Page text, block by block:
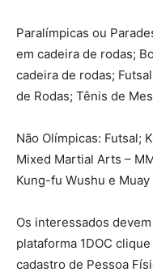
Paralímpicas ou
em cadeira de rodas;
cadeira de rodas;
de Rodas; Tênis de
Não Olímpicas: Futsal;
Mixed Martial Arts –
Kung-fu Wushu e Muay
Os interessados
plataforma 1DOC
cadastro de Pessoa